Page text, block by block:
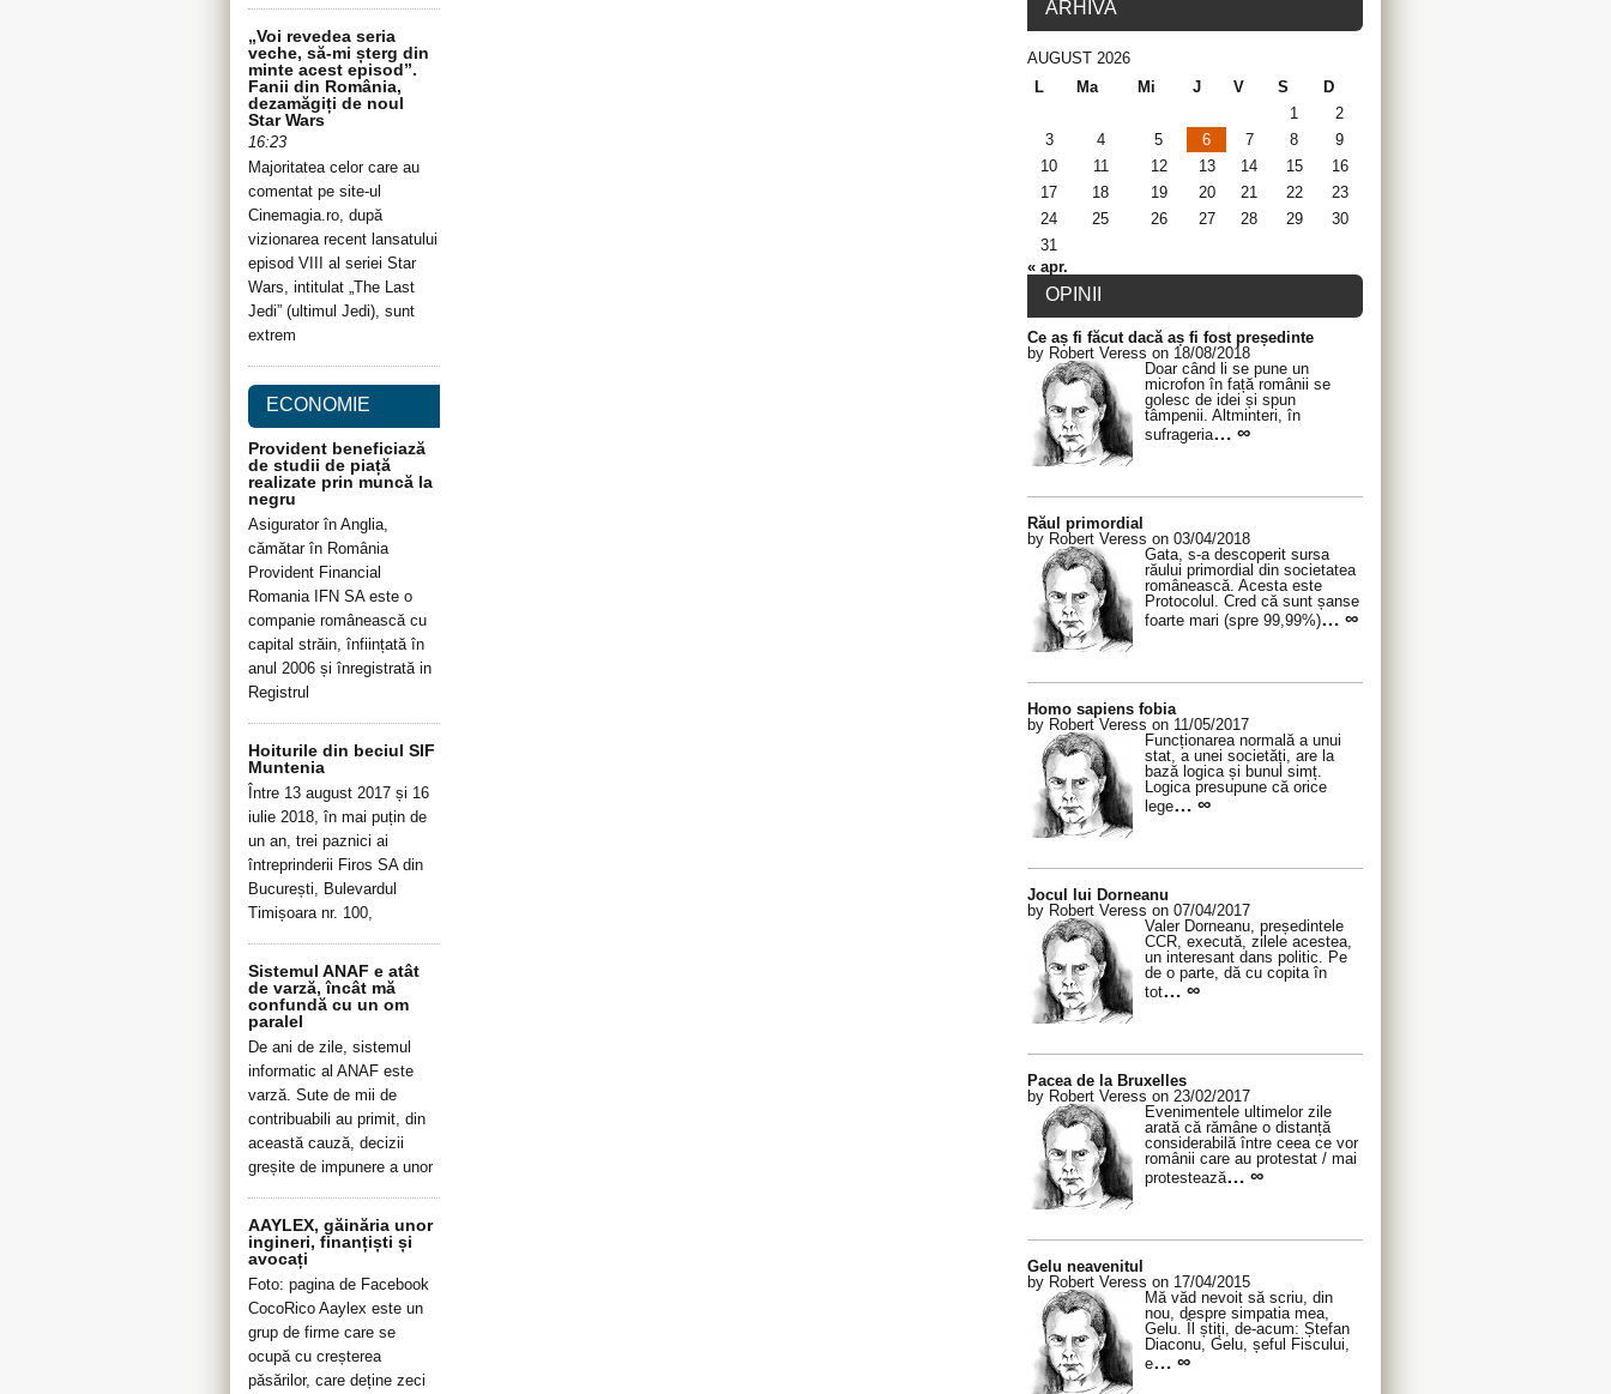
„Voi revedea seria
veche, să-mi șterg din
minte acest episod”.
Fanii din România,
dezamăgiți de noul
Star Wars
16:23
Majoritatea celor care au
comentat pe site-ul
Cinemagia.ro, după
vizionarea recent lansatului
episod VIII al seriei Star
Wars, intitulat „The Last
Jedi” (ultimul Jedi), sunt
extrem
ECONOMIE
Provident beneficiază
de studii de piață
realizate prin muncă la
negru
Asigurator în Anglia,
cămătar în România
Provident Financial
Romania IFN SA este o
companie românească cu
capital străin, înființată în
anul 2006 și înregistrată in
Registrul
Hoiturile din beciul SIF
Muntenia
Între 13 august 2017 și 16
iulie 2018, în mai puțin de
un an, trei paznici ai
întreprinderii Firos SA din
București, Bulevardul
Timișoara nr. 100,
Sistemul ANAF e atât
de varză, încât mă
confundă cu un om
paralel
De ani de zile, sistemul
informatic al ANAF este
varză. Sute de mii de
contribuabili au primit, din
această cauză, decizii
greșite de impunere a unor
AAYLEX, găinăria unor
ingineri, finanțiști și
avocați
Foto: pagina de Facebook
CocoRico Aaylex este un
grup de firme care se
ocupă cu creșterea
păsărilor, care deține zeci
ARHIVA
AUGUST 2026
L
Ma Mi J V S
D
1
2
3
4 5 6 7 8
9
10
11 12 13 14 15
16
17
18 19 20 21 22
23
24
25 26 27 28 29
30
31
« apr.
OPINII
Ce aș fi făcut dacă aș fi fost președinte
by Robert Veress on 18/08/2018
Doar când li se pune un
microfon în față românii se
golesc de idei și spun
tâmpenii. Altminteri, în
sufrageria… ∞
Răul primordial
by Robert Veress on 03/04/2018
Gata, s-a descoperit sursa
răului primordial din societatea
românească. Acesta este
Protocolul. Cred că sunt șanse
foarte mari (spre 99,99%)… ∞
Homo sapiens fobia
by Robert Veress on 11/05/2017
Funcționarea normală a unui
stat, a unei societăți, are la
bază logica și bunul simț.
Logica presupune că orice
lege… ∞
Jocul lui Dorneanu
by Robert Veress on 07/04/2017
Valer Dorneanu, președintele
CCR, execută, zilele acestea,
un interesant dans politic. Pe
de o parte, dă cu copita în
tot… ∞
Pacea de la Bruxelles
by Robert Veress on 23/02/2017
Evenimentele ultimelor zile
arată că rămâne o distanță
considerabilă între ceea ce vor
românii care au protestat / mai
protestează… ∞
Gelu neavenitul
by Robert Veress on 17/04/2015
Mă văd nevoit să scriu, din
nou, despre simpatia mea,
Gelu. Îl știți, de-acum: Ștefan
Diaconu, Gelu, șeful Fiscului,
e… ∞